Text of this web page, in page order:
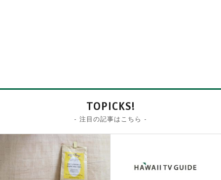
TOPICKS!
- 注目の記事はこちら -